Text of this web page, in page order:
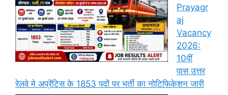
Prayagr
aj
Vacancy
2026:
10वीं
पास उत्तर
रेलवे मे अप्रेंटिस के 1853 पदों पर भर्ती का नोटिफिकेशन जारी